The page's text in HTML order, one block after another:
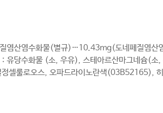
염산염수화물(별규)…10.43mg(도네페질염
유당수화물 (소, 우유), 스테아르산마그네슘(소,
셀룰로오스, 오파드라이노란색(03B52165),